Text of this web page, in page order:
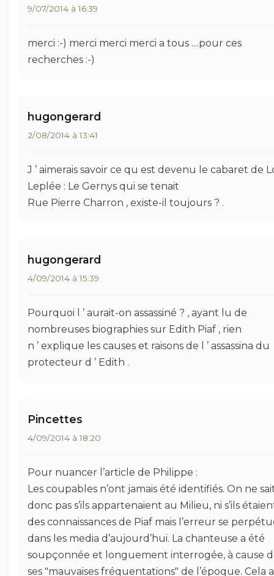
9/07/2014 à 16:39
merci :-) merci merci merci a tous ....pour ces
recherches :-)
hugongerard
2/08/2014 à 13:41
J ’ aimerais savoir ce qu est devenu le cabaret de
Leplée : Le Gernys qui se tenait
Rue Pierre Charron , existe-il toujours ? .
hugongerard
4/09/2014 à 15:39
Pourquoi l ’ aurait-on assassiné ? , ayant lu de
nombreuses biographies sur Edith Piaf , rien
n ’ explique les causes et raisons de l ’ assassina du
protecteur d ’ Edith .
Pincettes
4/09/2014 à 18:20
Pour nuancer l’article de Philippe :
Les coupables n’ont jamais été identifiés. On ne
donc pas s’ils appartenaient au Milieu, ni s’ils
des connaissances de Piaf mais l’erreur se
dans les media d’aujourd’hui. La chanteuse a été
soupçonnée et longuement interrogée, à cause
ses "mauvaises fréquentations" de l’époque. Cela a